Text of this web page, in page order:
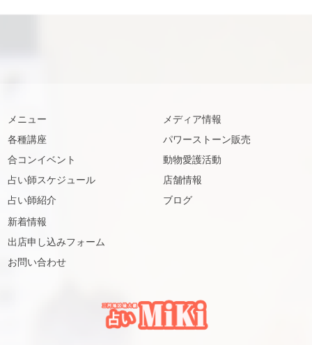
メニュー
各種講座
合コンイベント
占い師スケジュール
占い師紹介
メディア情報
パワーストーン販売
動物愛護活動
店舗情報
ブログ
新着情報
出店申し込みフォーム
お問い合わせ